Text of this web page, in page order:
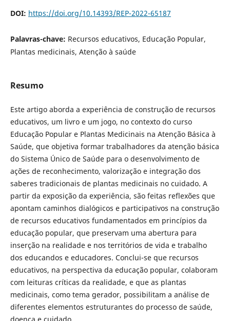
DOI: https://doi.org/10.14393/REP-2022-65187
Palavras-chave: Recursos educativos, Educação Popular,
Plantas medicinais, Atenção à saúde
Resumo
Este artigo aborda a experiência de construção de recursos
educativos, um livro e um jogo, no contexto do curso
Educação Popular e Plantas Medicinais na Atenção Básica à
Saúde, que objetiva formar trabalhadores da atenção básica
do Sistema Único de Saúde para o desenvolvimento de
ações de reconhecimento, valorização e integração dos
saberes tradicionais de plantas medicinais no cuidado. A
partir da exposição da experiência, são feitas reflexões que
apontam caminhos dialógicos e participativos na construção
de recursos educativos fundamentados em princípios da
educação popular, que preservam uma abertura para
inserção na realidade e nos territórios de vida e trabalho
dos educandos e educadores. Conclui-se que recursos
educativos, na perspectiva da educação popular, colaboram
com leituras críticas da realidade, e que as plantas
medicinais, como tema gerador, possibilitam a análise de
diferentes elementos estruturantes do processo de saúde,